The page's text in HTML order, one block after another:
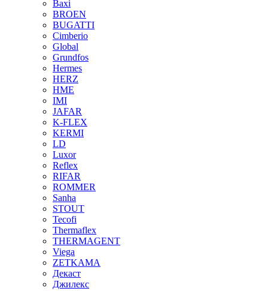
Baxi
BROEN
BUGATTI
Cimberio
Global
Grundfos
Hermes
HERZ
HME
IMI
JAFAR
K-FLEX
KERMI
LD
Luxor
Reflex
RIFAR
ROMMER
Sanha
STOUT
Tecofi
Thermaflex
THERMAGENT
Viega
ZETKAMA
Декаст
Джилекс